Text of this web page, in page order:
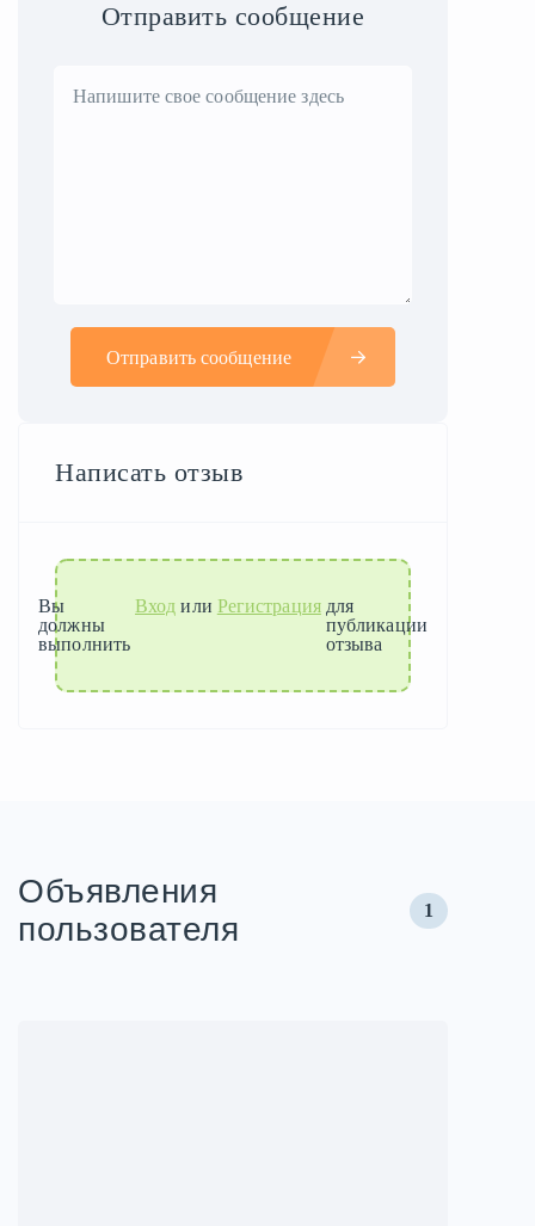
Отправить сообщение
Отправить сообщение
Написать отзыв
Вы
должны
выполнить
Вход или Регистрация для
публикации
отзыва
Объявления
пользователя
1